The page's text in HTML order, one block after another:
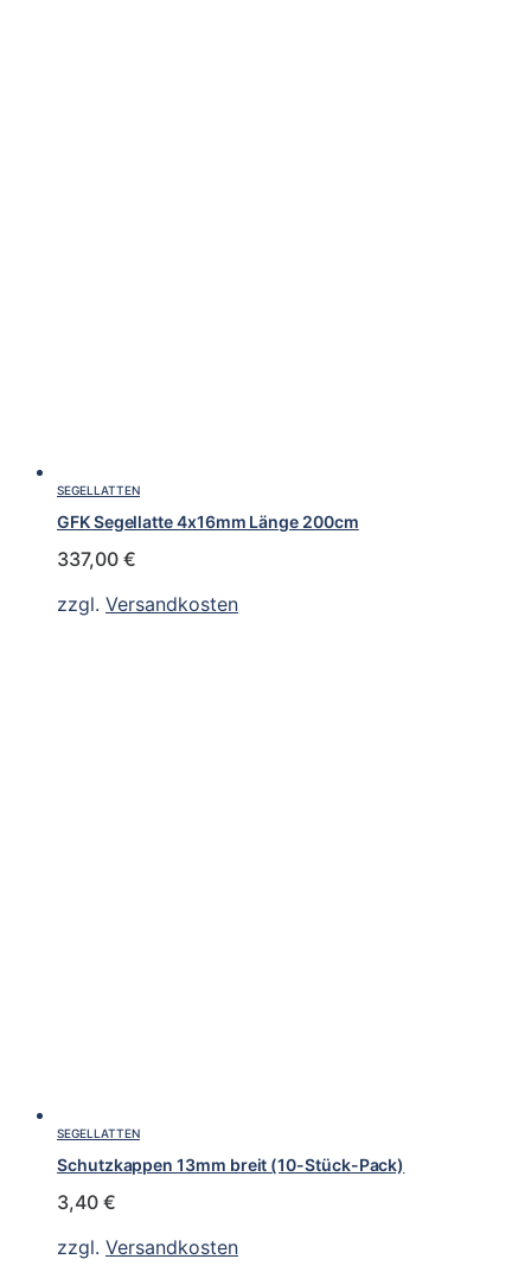
SEGELLATTEN
GFK Segellatte 4x16mm Länge 200cm
337,00 €
zzgl. Versandkosten
SEGELLATTEN
Schutzkappen 13mm breit (10-Stück-Pack)
3,40 €
zzgl. Versandkosten